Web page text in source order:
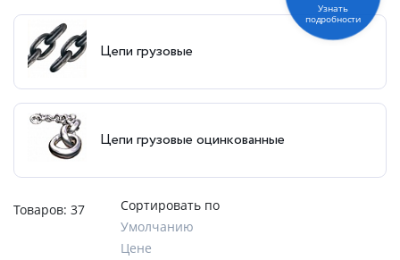
Цепи грузовые
Цепи грузовые оцинкованные
Товаров: 37
Сортировать по
Умолчанию
Цене
Узнать
подробности